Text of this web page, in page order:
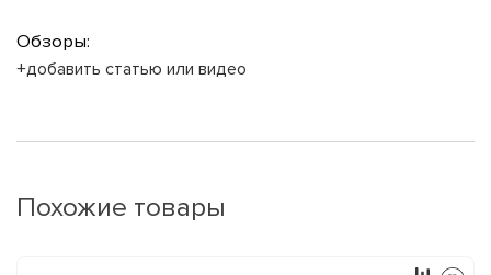
Обзоры:
+добавить статью или видео
Похожие товары